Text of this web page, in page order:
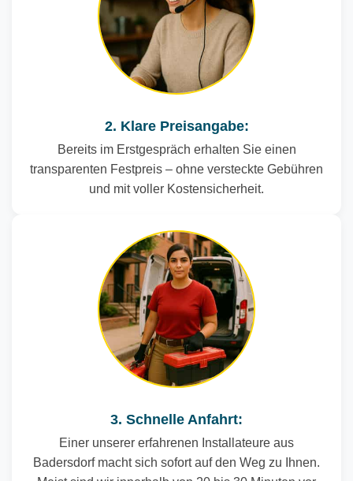
2. Klare Preisangabe:
Bereits im Erstgespräch erhalten Sie einen
transparenten Festpreis – ohne versteckte Gebühren
und mit voller Kostensicherheit.
3. Schnelle Anfahrt:
Einer unserer erfahrenen Installateure aus
Badersdorf macht sich sofort auf den Weg zu Ihnen.